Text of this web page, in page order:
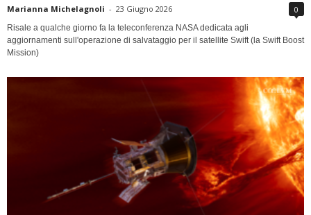
Marianna Michelagnoli - 23 Giugno 2026 0
Risale a qualche giorno fa la teleconferenza NASA dedicata agli
aggiornamenti sull'operazione di salvataggio per il satellite Swift (la Swift Boost
Mission)